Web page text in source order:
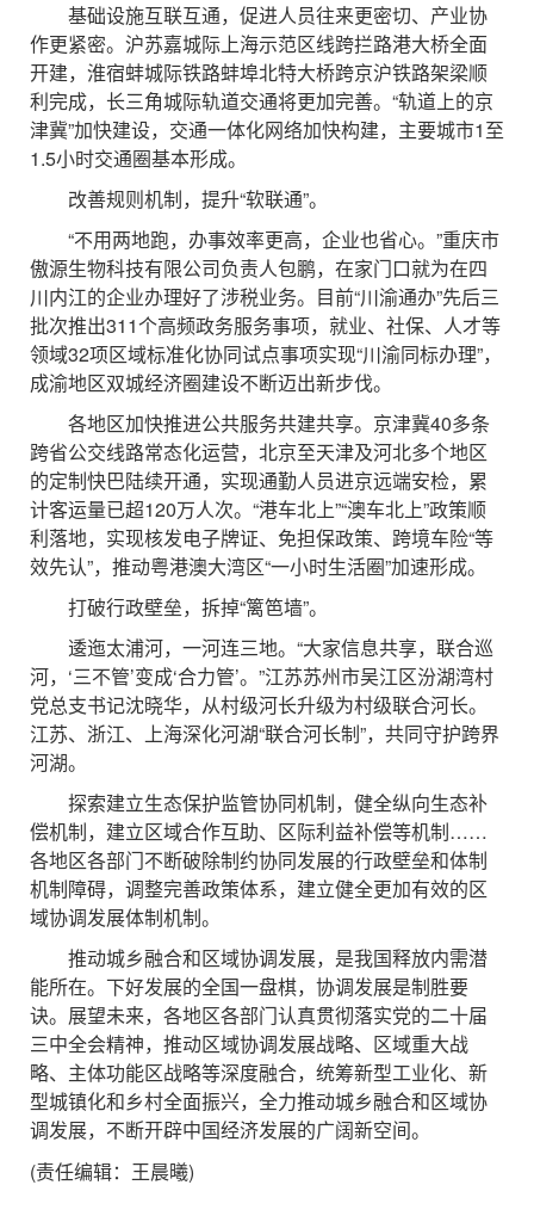
基础设施互联互通，促进人员往来更密切、产业协
作更紧密。沪苏嘉城际上海示范区线跨拦路港大桥全面
开建，淮宿蚌城际铁路蚌埠北特大桥跨京沪铁路架梁顺
利完成，长三角城际轨道交通将更加完善。“轨道上的京
津冀”加快建设，交通一体化网络加快构建，主要城市1至
1.5小时交通圈基本形成。
改善规则机制，提升“软联通”。
“不用两地跑，办事效率更高，企业也省心。”重庆市
傲源生物科技有限公司负责人包鹏，在家门口就为在四
川内江的企业办理好了涉税业务。目前“川渝通办”先后三
批次推出311个高频政务服务事项，就业、社保、人才等
领域32项区域标准化协同试点事项实现“川渝同标办理”，
成渝地区双城经济圈建设不断迈出新步伐。
各地区加快推进公共服务共建共享。京津冀40多条
跨省公交线路常态化运营，北京至天津及河北多个地区
的定制快巴陆续开通，实现通勤人员进京远端安检，累
计客运量已超120万人次。“港车北上”“澳车北上”政策顺
利落地，实现核发电子牌证、免担保政策、跨境车险“等
效先认”，推动粤港澳大湾区“一小时生活圈”加速形成。
打破行政壁垒，拆掉“篱笆墙”。
逶迤太浦河，一河连三地。“大家信息共享，联合巡
河，‘三不管’变成‘合力管’。”江苏苏州市吴江区汾湖湾村
党总支书记沈晓华，从村级河长升级为村级联合河长。
江苏、浙江、上海深化河湖“联合河长制”，共同守护跨界
河湖。
探索建立生态保护监管协同机制，健全纵向生态补
偿机制，建立区域合作互助、区际利益补偿等机制……
各地区各部门不断破除制约协同发展的行政壁垒和体制
机制障碍，调整完善政策体系，建立健全更加有效的区
域协调发展体制机制。
推动城乡融合和区域协调发展，是我国释放内需潜
能所在。下好发展的全国一盘棋，协调发展是制胜要
诀。展望未来，各地区各部门认真贯彻落实党的二十届
三中全会精神，推动区域协调发展战略、区域重大战
略、主体功能区战略等深度融合，统筹新型工业化、新
型城镇化和乡村全面振兴，全力推动城乡融合和区域协
调发展，不断开辟中国经济发展的广阔新空间。
(责任编辑：王晨曦)